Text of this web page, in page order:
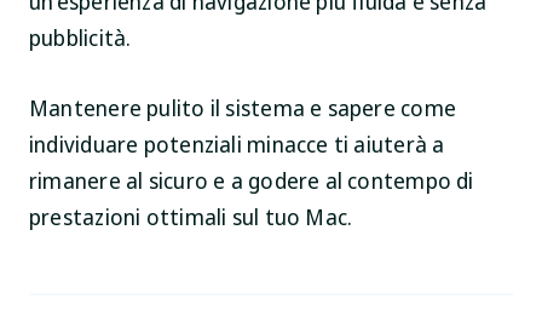
pubblicità.
Mantenere pulito il sistema e sapere come
individuare potenziali minacce ti aiuterà a
rimanere al sicuro e a godere al contempo di
prestazioni ottimali sul tuo Mac.